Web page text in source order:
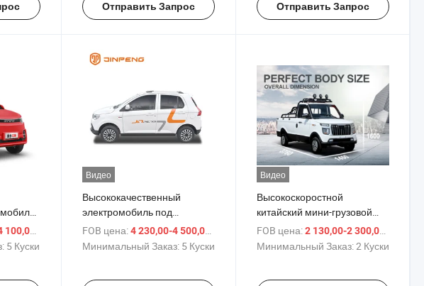
Отправить Запрос Отправить Запрос
$
5 Куски
Видео
Высококачественный
электромобиль под
названием Цзинпэнг D90
FOB цена: 4 230,00-4 500,00 $
Минимальный Заказ: 5 Куски
Видео
Высокоскоростной
китайский мини-грузовой
фургон для доставки,
китайский пикап для грузов
FOB цена: 2 130,00-2 300,00 $
Минимальный Заказ:2 Куски